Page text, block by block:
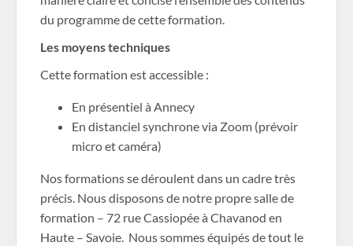
du programme de cette formation.
Les moyens techniques
Cette formation est accessible :
En présentiel à Annecy
En distanciel synchrone via Zoom (prévoir
micro et caméra)
Nos formations se déroulent dans un cadre très
précis. Nous disposons de notre propre salle de
formation – 72 rue Cassiopée à Chavanod en
Haute – Savoie. Nous sommes équipés de tout le